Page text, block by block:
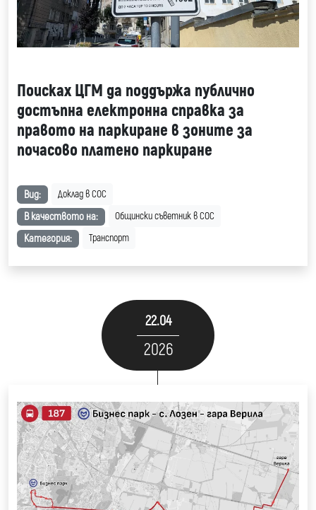
Поисках ЦГМ да поддържа публично
достъпна електронна справка за
правото на паркиране в зоните за
почасово платено паркиране
Вид: Доклад в СОС
В качеството на: Общински съветник в СОС
Категория: Транспорт
22.04
2026